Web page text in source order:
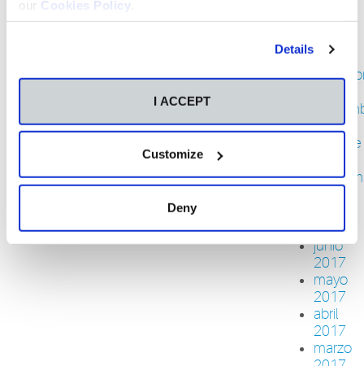
our Cookies Policy
Details
I ACCEPT
Customize
Deny
2018
2018
2017
octubre
2017
junio
2017
mayo
2017
abril
2017
marzo